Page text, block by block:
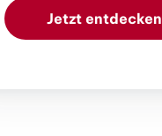
Jetzt entdecken